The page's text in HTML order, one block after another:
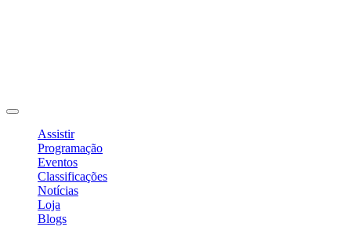
Assistir
Programação
Eventos
Classificações
Notícias
Loja
Blogs